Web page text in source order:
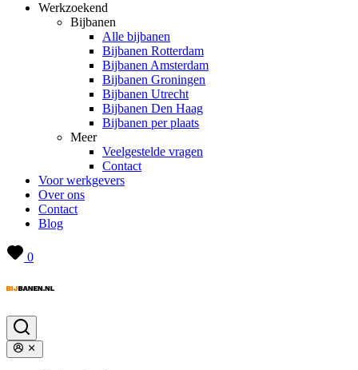
Werkzoekend
Bijbanen
Alle bijbanen
Bijbanen Rotterdam
Bijbanen Amsterdam
Bijbanen Groningen
Bijbanen Utrecht
Bijbanen Den Haag
Bijbanen per plaats
Meer
Veelgestelde vragen
Contact
Voor werkgevers
Over ons
Contact
Blog
0